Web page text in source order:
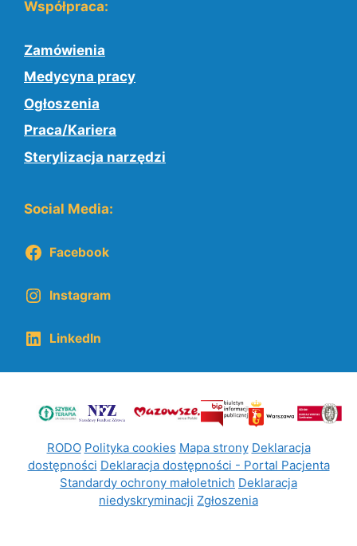
Współpraca:
Zamówienia
Medycyna pracy
Ogłoszenia
Praca/Kariera
Sterylizacja narzędzi
Social Media:
Facebook
Instagram
LinkedIn
RODO Polityka cookies Mapa strony Deklaracja
dostępności Deklaracja dostępności - Portal Pacjenta
Standardy ochrony małoletnich Deklaracja
niedyskryminacji Zgłoszenia